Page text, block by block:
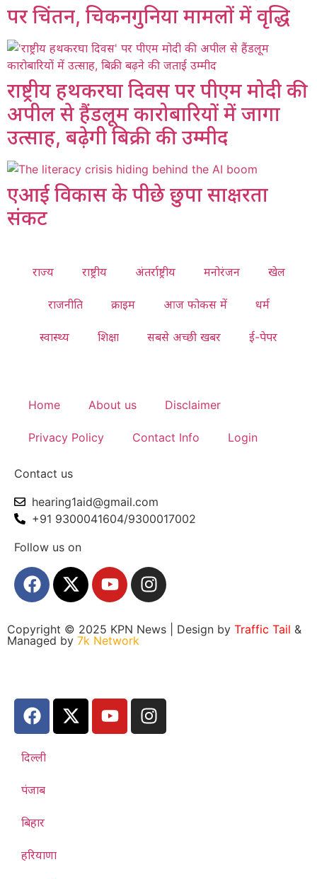
पर चिंतन, चिकनगुनिया मामलों में वृद्धि
राष्ट्रीय हथकरघा दिवस पर पीएम मोदी की
अपील से हैंडलूम कारोबारियों में जागा
उत्साह, बढ़ेगी बिक्री की उम्मीद
एआई विकास के पीछे छुपा साक्षरता
संकट
राज्य राष्ट्रीय अंतर्राष्ट्रीय मनोरंजन खेल
राजनीति क्राइम आज फोकस में धर्म
स्वास्थ्य शिक्षा सबसे अच्छी खबर ई-पेपर
Home About us Disclaimer
Privacy Policy Contact Info Login
Contact us
hearing1aid@gmail.com
+91 9300041604/9300017002
Follow us on
Copyright © 2025 KPN News | Design by Traffic Tail &
Managed by 7k Network
दिल्ली
पंजाब
बिहार
हरियाणा